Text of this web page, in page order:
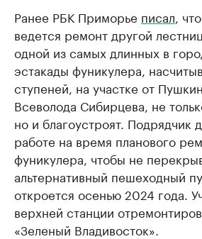
Ранее РБК Приморье писал ,
ведется ремонт другой
одной из самых длинных в
эстакады фуникулера,
ступеней, на участке от
Всеволода Сибирцева, не
но и благоустроят. Подрядчик
работе на время планового
фуникулера, чтобы не
альтернативный пешеходный
откроется осенью 2024 года.
верхней станции
«Зеленый Владивосток».